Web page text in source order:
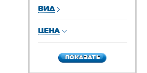
ВИД
ЦЕНА
ПОКАЗАТЬ
ПОКАЗАТЬ